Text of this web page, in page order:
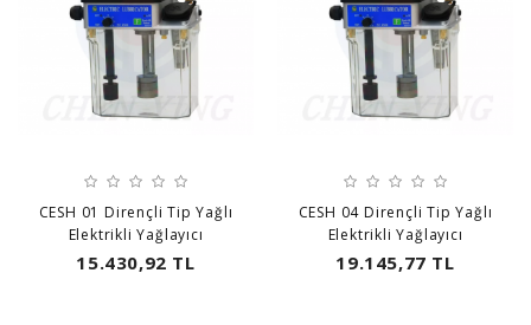
CESH 01 Dirençli Tip Yağlı
Elektrikli Yağlayıcı
15.430,92 TL
CESH 04 Dirençli Tip Yağlı
Elektrikli Yağlayıcı
19.145,77 TL